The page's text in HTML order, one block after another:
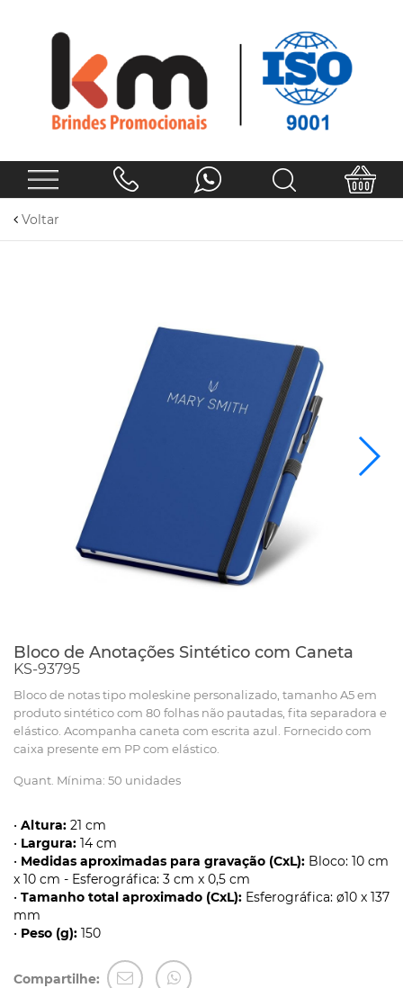
Voltar
Bloco de Anotações Sintético com Caneta
KS-93795
Bloco de notas tipo moleskine personalizado, tamanho A5 em
produto sintético com 80 folhas não pautadas, fita separadora e
elástico. Acompanha caneta com escrita azul. Fornecido com
caixa presente em PP com elástico.
Quant. Mínima: 50 unidades
• Altura: 21 cm
• Largura: 14 cm
• Medidas aproximadas para gravação (CxL): Bloco: 10 cm
x 10 cm - Esferográfica: 3 cm x 0,5 cm
• Tamanho total aproximado (CxL): Esferográfica: ø10 x 137
mm
• Peso (g): 150
Compartilhe: